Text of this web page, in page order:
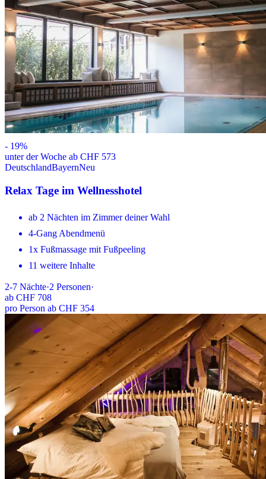
- 19%
unter der Woche ab CHF 573
DeutschlandBayernNeu
Relax Tage im Wellnesshotel
ab 2 Nächten im Zimmer deiner Wahl
4-Gang Abendmenü
1x Fußmassage mit Fußpeeling
11 weitere Inhalte
2-7 Nächte·2 Personen·
ab CHF 708
pro Person ab CHF 354